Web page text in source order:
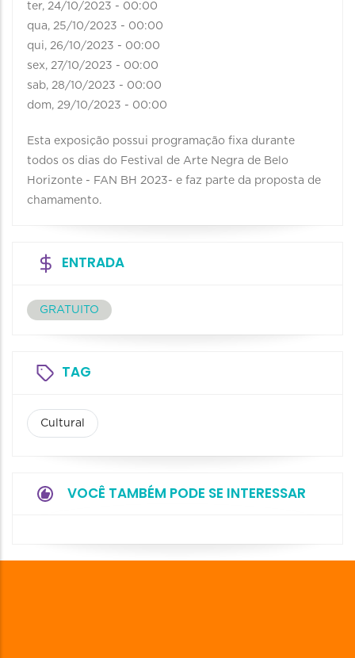
ter, 24/10/2023 - 00:00
qua, 25/10/2023 - 00:00
qui, 26/10/2023 - 00:00
sex, 27/10/2023 - 00:00
sab, 28/10/2023 - 00:00
dom, 29/10/2023 - 00:00
Esta exposição possui programação fixa durante
todos os dias do Festival de Arte Negra de Belo
Horizonte - FAN BH 2023- e faz parte da proposta de
chamamento.
ENTRADA
GRATUITO
TAG
Cultural
VOCÊ TAMBÉM PODE SE INTERESSAR